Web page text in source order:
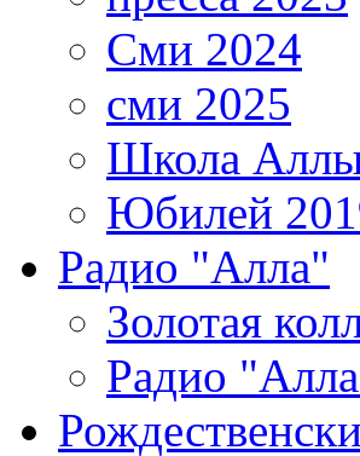
Сми 2024
сми 2025
Школа
Юбилей
Радио "Алла"
Золотая
Радио